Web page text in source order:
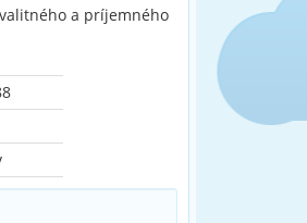
a príjemného